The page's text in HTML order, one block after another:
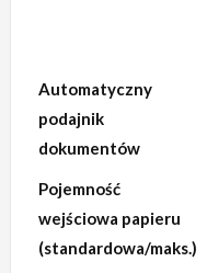
Automatyczny
podajnik
dokumentów
Pojemność
wejściowa papieru
(standardowa/maks.)